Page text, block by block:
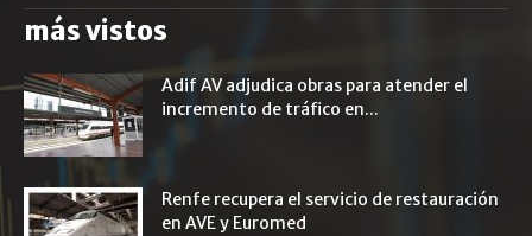
más vistos
Adif AV adjudica obras para atender el
incremento de tráfico en...
Renfe recupera el servicio de restauración
en AVE y Euromed